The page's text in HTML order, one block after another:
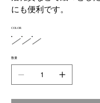
にも便利です。
COLOR
数量